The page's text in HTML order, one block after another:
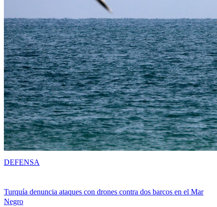
Turquía denuncia ataques con drones contra dos barcos en el Mar
Negro
DEFENSA